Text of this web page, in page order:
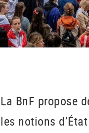
La BnF propose
les notions